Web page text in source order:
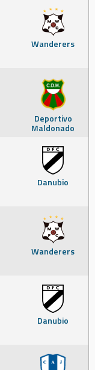
Wanderers
Deportivo
Maldonado
Danubio
Wanderers
Danubio